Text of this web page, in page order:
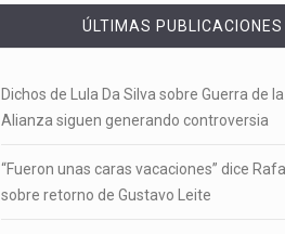
ÚLTIMAS PUBLICACIONES
Dichos de Lula Da Silva sobre Guerra de
Alianza siguen generando controversia
“Fueron unas caras vacaciones” dice
sobre retorno de Gustavo Leite